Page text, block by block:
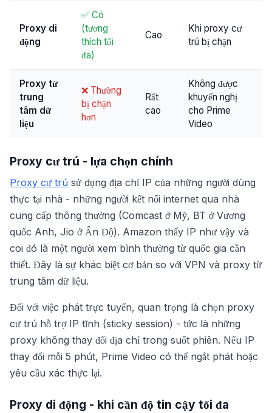
Proxy di
động
✅ Có
(tương
thích tối
đa)
Cao
Khi proxy cư
trú bị chặn
Proxy từ
trung
tâm dữ
liệu
❌ Thường
bị chặn
hơn
Rất
cao
Không được
khuyến nghị
cho Prime
Video
Proxy cư trú - lựa chọn chính
Proxy cư trú sử dụng địa chỉ IP của những người dùng
thực tại nhà - những người kết nối internet qua nhà
cung cấp thông thường (Comcast ở Mỹ, BT ở Vương
quốc Anh, Jio ở Ấn Độ). Amazon thấy IP như vậy và
coi đó là một người xem bình thường từ quốc gia cần
thiết. Đây là sự khác biệt cơ bản so với VPN và proxy từ
trung tâm dữ liệu.
Đối với việc phát trực tuyến, quan trọng là chọn proxy
cư trú hỗ trợ IP tĩnh (sticky session) - tức là những
proxy không thay đổi địa chỉ trong suốt phiên. Nếu IP
thay đổi mỗi 5 phút, Prime Video có thể ngắt phát hoặc
yêu cầu xác thực lại.
Proxy di động - khi cần độ tin cậy tối đa